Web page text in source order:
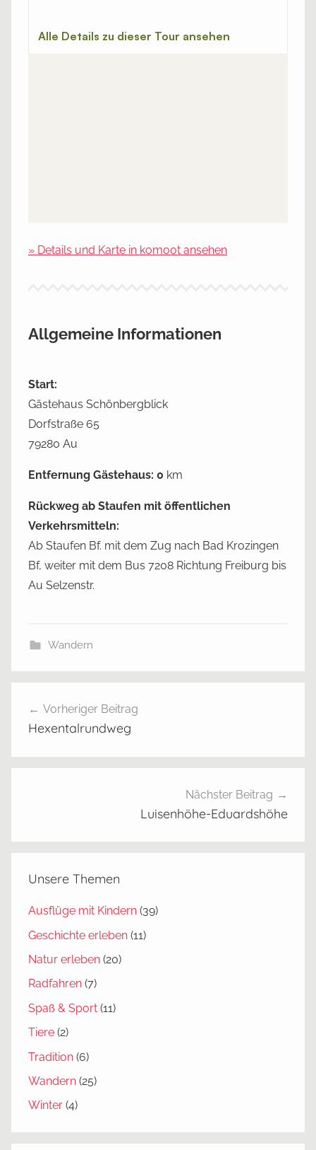
» Details und Karte in komoot ansehen
Allgemeine Informationen
Start:
Gästehaus Schönbergblick
Dorfstraße 65
79280 Au
Entfernung Gästehaus: 0 km
Rückweg ab Staufen mit öffentlichen
Verkehrsmitteln:
Ab Staufen Bf. mit dem Zug nach Bad Krozingen
Bf, weiter mit dem Bus 7208 Richtung Freiburg bis
Au Selzenstr.
Wandern
e
a
e
n
,
a
n
d
r
n
Vorheriger Beitrag
Hexentalrundweg
Nächster Beitrag
Luisenhöhe-Eduardshöhe
Unsere Themen
Ausflüge mit Kindern (39)
Geschichte erleben (11)
Natur erleben (20)
Radfahren (7)
Spaß & Sport (11)
Tiere (2)
Tradition (6)
Wandern (25)
Winter (4)